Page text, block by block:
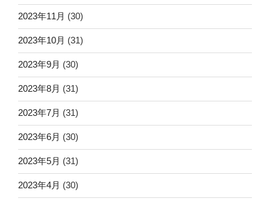
2023年11月 (30)
2023年10月 (31)
2023年9月 (30)
2023年8月 (31)
2023年7月 (31)
2023年6月 (30)
2023年5月 (31)
2023年4月 (30)